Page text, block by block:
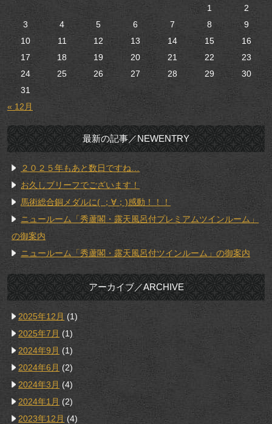
1
2
3
4 5 6 7 8
9
10
11 12 13 14 15
16
17
18 19 20 21 22
23
24
25 26 27 28 29
30
31
« 12月
最新の記事／NEWENTRY
２０２５年もあと数日ですね…
お久しブリーフでございます！
馬術総合銅メダルに( ；∀；)感動！！！
ニュールーム「秀蘆閣・露天風呂付プレミアムツインルーム」
の御案内
ニュールーム「秀蘆閣・露天風呂付ツインルーム」の御案内
アーカイブ／ARCHIVE
2025年12月 (1)
2025年7月 (1)
2024年9月 (1)
2024年6月 (2)
2024年3月 (4)
2024年1月 (2)
2023年12月 (4)